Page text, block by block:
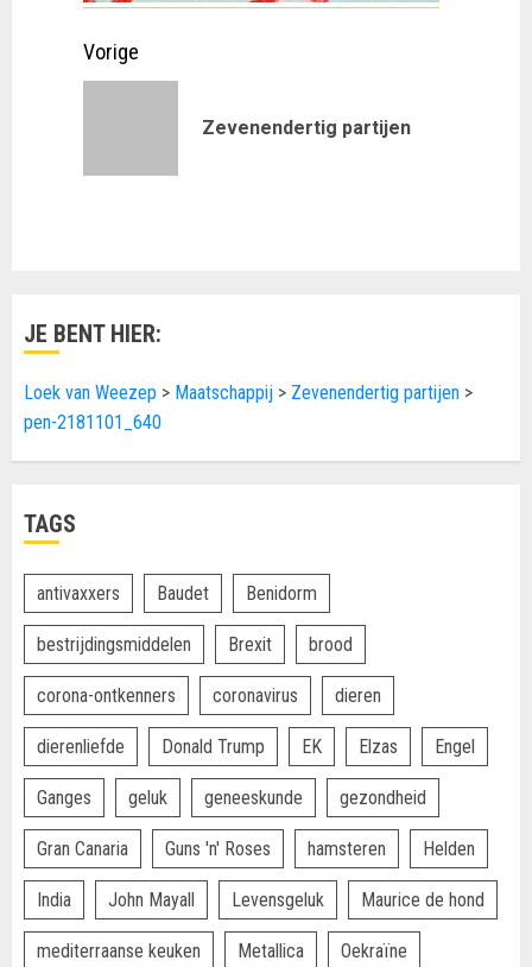
Doorgaan
Vorige
Zevenendertig partijen
JE BENT HIER:
Loek van Weezep > Maatschappij > Zevenendertig partijen >
pen-2181101_640
TAGS
antivaxxers Baudet Benidorm
bestrijdingsmiddelen Brexit brood
corona-ontkenners coronavirus dieren
dierenliefde Donald Trump EK Elzas Engel
Ganges geluk geneeskunde gezondheid
Gran Canaria Guns 'n' Roses hamsteren Helden
India John Mayall Levensgeluk Maurice de hond
mediterraanse keuken Metallica Oekraïne